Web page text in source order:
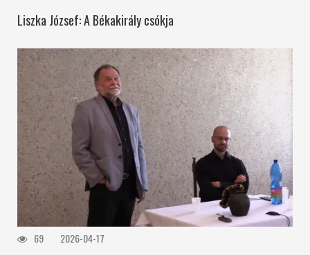
Liszka József: A Békakirály csókja
69 2026-04-17